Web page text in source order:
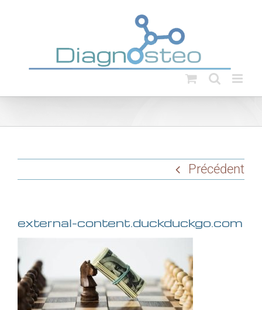
Précédent
external-content.duckduckgo.com